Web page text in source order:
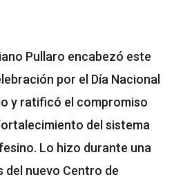
Pullaro encabezó este
por el Día Nacional
y ratificó el compromiso
del sistema
Lo hizo durante una
nuevo Centro de